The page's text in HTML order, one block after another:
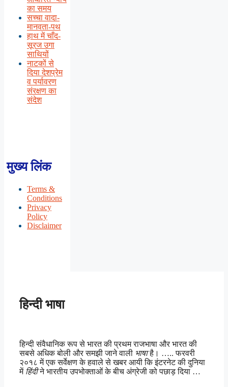
का समय
सच्चा वादा-
मानवता-पथ
हाथ में चाँद-
सूरज उगा
साथियों
नाटकों से
दिया देशप्रेम
व पर्यावरण
संरक्षण का
संदेश
मुख्य लिंक
Terms &
Conditions
Privacy
Policy
Disclaimer
हिन्दी भाषा
हिन्दी संवैधानिक रूप से भारत की प्रथम राजभाषा और भारत की
सबसे अधिक बोली और समझी जाने वाली भाषाहै। ….. फरवरी
२०१८ में एक सर्वेक्षण के हवाले से खबर आयी कि इंटरनेट की दुनिया
में हिंदीने भारतीय उपभोक्ताओं के बीच अंग्रेजी को पछाड़ दिया …